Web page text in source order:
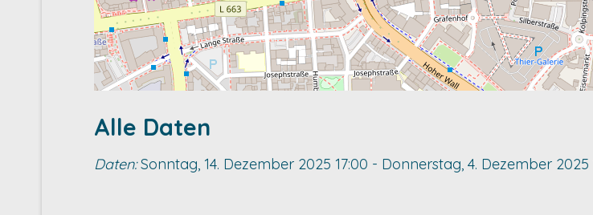
Alle Daten
Daten:Sonntag, 14. Dezember 2025 17:00 - Donnerstag, 4. Dezember 2025